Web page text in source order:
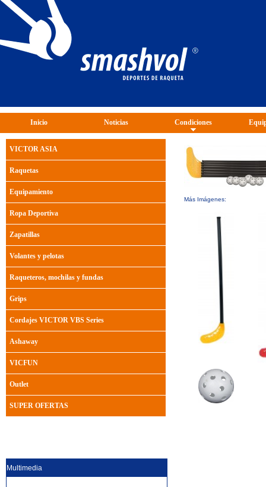
Inicio Noticias Condiciones
Más Imágenes:
VICTOR ASIA
Raquetas
Equipamiento
Ropa Deportiva
Zapatillas
Volantes y pelotas
Raqueteros, mochilas y fundas
Grips
Cordajes VICTOR VBS Series
Ashaway
VICFUN
Outlet
SUPER OFERTAS
Multimedia